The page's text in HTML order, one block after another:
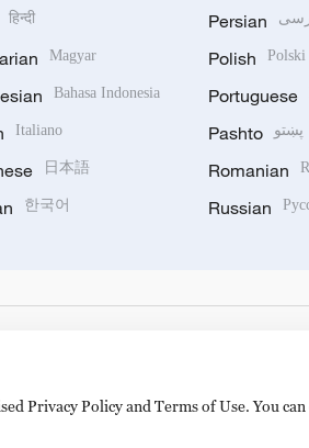
हिन्दी
Magyar
Bahasa Indonesia
Italiano
日本語
한국어
Persian
Polish Polski
Portuguese
Pashto پښتو
Romanian
Russian
Privacy Policy and Terms of Use. You